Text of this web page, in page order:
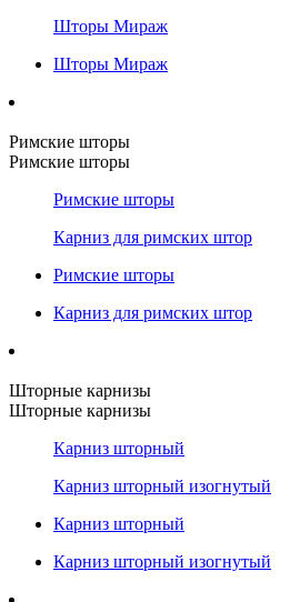
Шторы Мираж
Шторы Мираж
Римские шторы
Римские шторы
Римские шторы
Карниз для римских штор
Римские шторы
Карниз для римских штор
Шторные карнизы
Шторные карнизы
Карниз шторный
Карниз шторный изогнутый
Карниз шторный
Карниз шторный изогнутый